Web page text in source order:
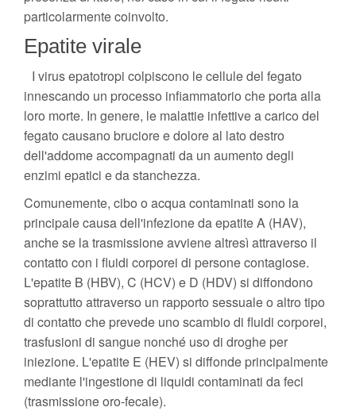
particolarmente coinvolto.
Epatite virale
I virus epatotropi colpiscono le cellule del fegato
innescando un processo infiammatorio che porta alla
loro morte. In genere, le malattie infettive a carico del
fegato causano bruciore e dolore al lato destro
dell'addome accompagnati da un aumento degli
enzimi epatici e da stanchezza.
Comunemente, cibo o acqua contaminati sono la
principale causa dell'infezione da epatite A (HAV),
anche se la trasmissione avviene altresì attraverso il
contatto con i fluidi corporei di persone contagiose.
L'epatite B (HBV), C (HCV) e D (HDV) si diffondono
soprattutto attraverso un rapporto sessuale o altro tipo
di contatto che prevede uno scambio di fluidi corporei,
trasfusioni di sangue nonché uso di droghe per
iniezione. L'epatite E (HEV) si diffonde principalmente
mediante l'ingestione di liquidi contaminati da feci
(trasmissione oro-fecale).